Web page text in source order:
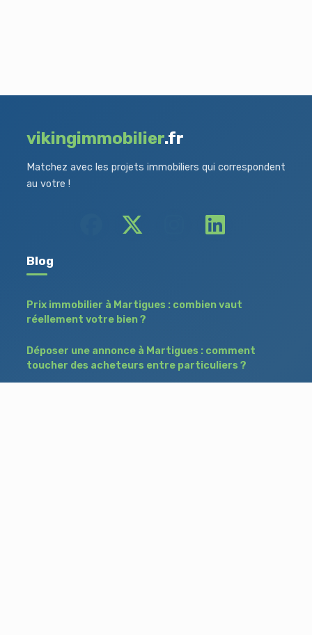
vikingimmobilier.fr
Matchez avec les projets immobiliers qui correspondent
au votre !
Blog
Prix immobilier à Martigues : combien vaut
réellement votre bien ?
Déposer une annonce à Martigues : comment
toucher des acheteurs entre particuliers ?